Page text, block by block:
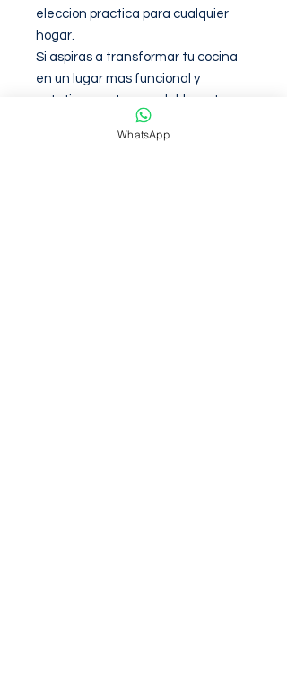
eleccion practica para cualquier
hogar.
Si aspiras a transformar tu cocina
en un lugar mas funcional y
esteticamente agradable, este
fregadero junto con su llave
mezcladora son la combinacion
WhatsApp